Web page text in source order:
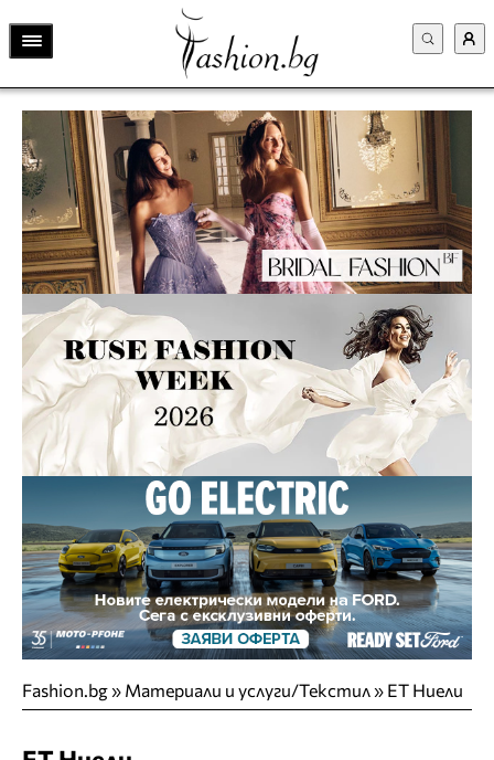
Fashion.bg» Материали и услуги/Текстил» ЕТ Ниели